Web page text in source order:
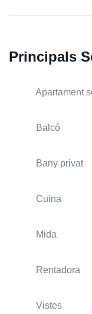
Principals
Apartament
Balcó
Bany privat
Cuina
Mida
Rentadora
Vistes